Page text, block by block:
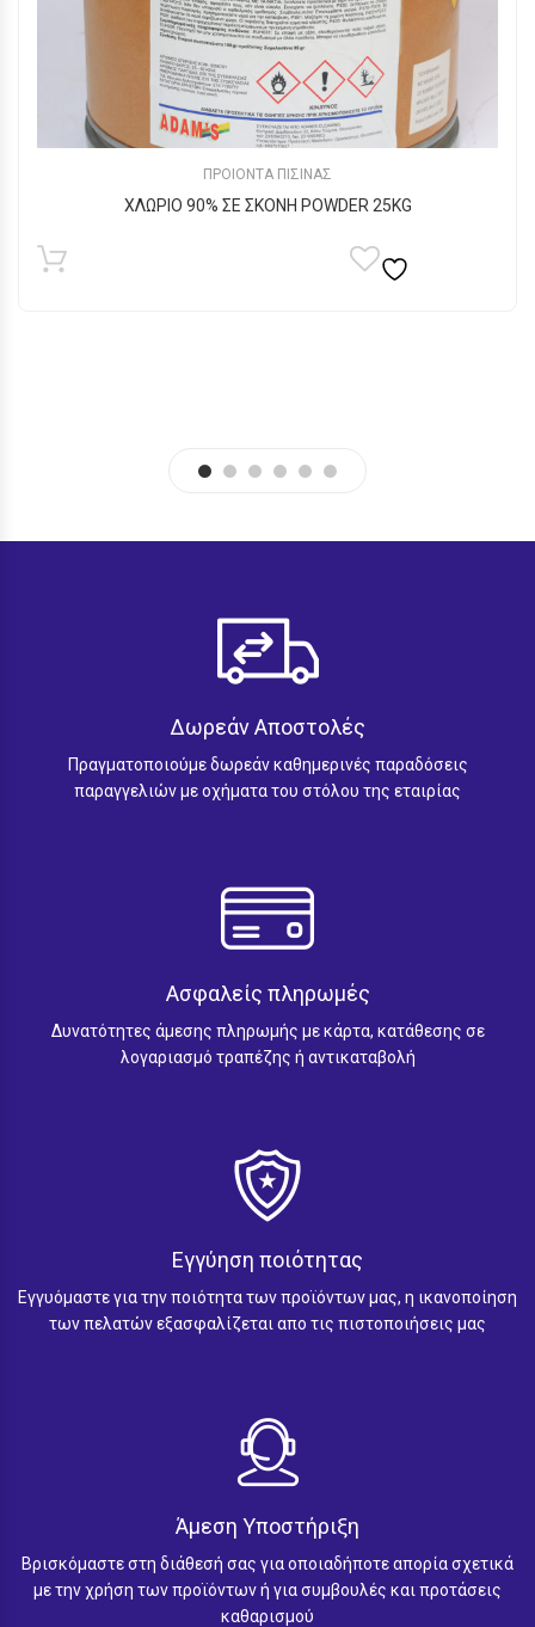
ΠΡΟΙΟΝΤΑ ΠΙΣΙΝΑΣ
ΧΛΩΡΙΟ 90% ΣΕ ΣΚΟΝΗ POWDER 25KG
Δωρεάν Αποστολές
Πραγματοποιούμε δωρεάν καθημερινές παραδόσεις
παραγγελιών με οχήματα του στόλου της εταιρίας
Ασφαλείς πληρωμές
Δυνατότητες άμεσης πληρωμής με κάρτα, κατάθεσης σε
λογαριασμό τραπέζης ή αντικαταβολή
Εγγύηση ποιότητας
Εγγυόμαστε για την ποιότητα των προϊόντων μας, η ικανοποίηση
των πελατών εξασφαλίζεται απο τις πιστοποιήσεις μας
Άμεση Υποστήριξη
Βρισκόμαστε στη διάθεσή σας για οποιαδήποτε απορία σχετικά
με την χρήση των προϊόντων ή για συμβουλές και προτάσεις
καθαρισμού